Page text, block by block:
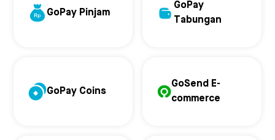
GoPay Pinjam
GoPay
Tabungan
GoPay Coins
GoSend E-
commerce